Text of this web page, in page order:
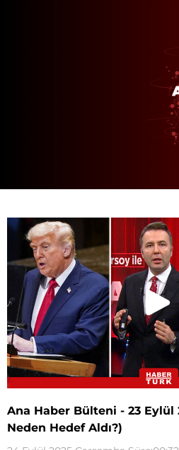
Ana Haber Bülteni - 23 Eylül
Neden Hedef Aldı?)